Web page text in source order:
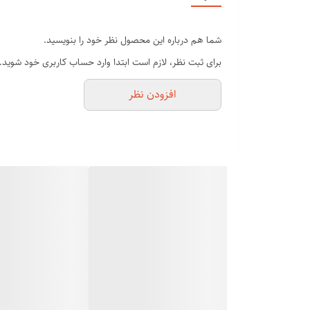
✅قابلیت استفاده اپیلاتور یک ساعت
✅دارای 3عدد سری اپیلاتورو
✅گارانتی سلامت واصالت فیزیکی اقلا م همراه اپیلاتور
شما هم درباره این محصول نظر خود را بنویسید.
برای ثبت نظر، لازم است ابتدا وارد حساب کاربری خود شوید.
افزودن نظر